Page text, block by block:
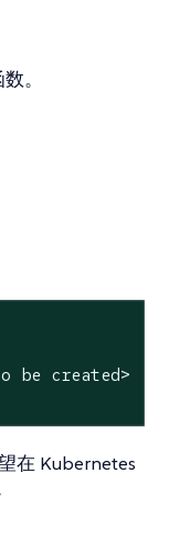
。
be created>
在 Kubernetes